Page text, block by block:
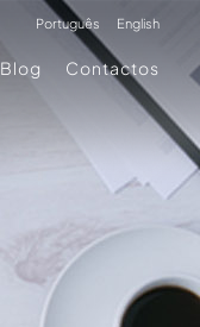
Blog Contactos
Português English